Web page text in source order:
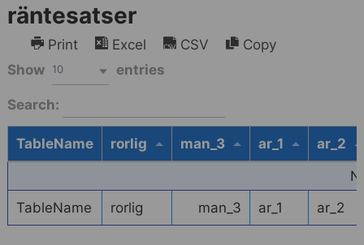
räntesatser
Print Excel CSV
Copy
Show
10 entries
Search:
TableName rorlig man_3 ar_1
ar_2
TableName
rorlig man_3 ar_1 ar_2